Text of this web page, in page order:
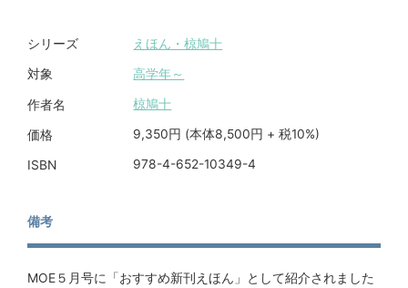
シリーズ えほん・椋鳩十
対象 高学年～
作者名 椋鳩十
価格 9,350円 (本体8,500円 + 税10%)
ISBN 978-4-652-10349-4
備考
MOE５月号に「おすすめ新刊えほん」として紹介されました